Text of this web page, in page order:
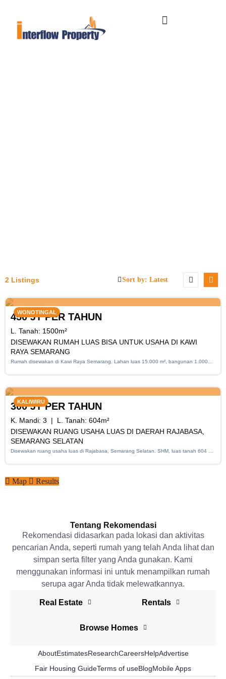
2 Listings
WONOTINGAL
DISEWAKAN RUMAH LUAS BISA UNTUK USAHA DI KAWI
RAYA SEMARANG
Rumah disewakan di Kawi Raya Semarang. Lahan luas 15.000 m², bangunan 1.000
L. Tanah: 1500m²
450 JT PER TAHUN
KALIWIRU
DISEWAKAN RUANG USAHA LUAS DI DAERAH RAJABASA,
SEMARANG SELATAN
Disewakan ruang usaha luas di Rajabasa, Semarang Selatan. SHM, luas tanah 604 m²,
K. Mandi: 3 L. Tanah: 604m²
300 JT PER TAHUN
Map Results
Tentang Rekomendasi
Rekomendasi didasarkan pada lokasi dan aktivitas
pencarian Anda, seperti rumah yang telah Anda lihat dan
simpan serta filter yang Anda gunakan. Kami
menggunakan informasi ini untuk menampilkan rumah
serupa agar Anda tidak melewatkannya.
Real Estate
Tembalang real estate
Pedurungan real estate
Rentals
Tugu real estate
Pedurungan real estate
Mijen real estate
Browse Homes
Tugu Homes
Tembalang Homes
AboutEstimatesResearchCareersHelpAdvertise
Fair Housing GuideTerms of useBlogMobile Apps